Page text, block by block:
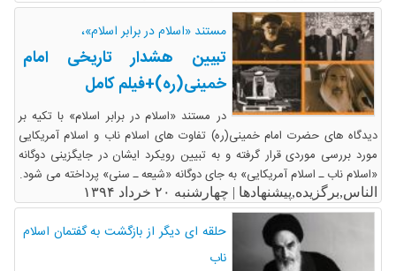
مستند «اسلام در برابر اسلام»،
تبیین هشدار تاریخی امام
خمینی(ره)+فیلم کامل
در مستند «اسلام در برابر اسلام» با تکیه بر
دیدگاه های حضرت امام خمینی(ره) تفاوت های اسلام ناب و اسلام آمریکایی
مورد بررسی موردی قرار گرفته و به تبیین رویکرد ایشان در جایگزینی دوگانه
«اسلام ناب ـ اسلام آمریکایی» به جای دوگانه «شیعه ـ سنی» پرداخته می شود.
الناس,برگزیده,پیشنهادها | چهارشنبه ۲۰ خرداد ۱۳۹۴
حلقه ای دیگر از بازگشت به گفتمان اسلام
ناب